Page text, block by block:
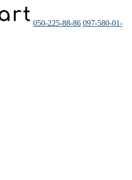
050-225-88-86 097-580-01-